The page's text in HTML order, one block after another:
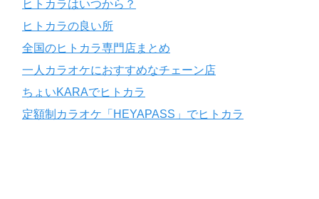
ヒトカラはいつから？
ヒトカラの良い所
全国のヒトカラ専門店まとめ
一人カラオケにおすすめなチェーン店
ちょいKARAでヒトカラ
定額制カラオケ「HEYAPASS」でヒトカラ